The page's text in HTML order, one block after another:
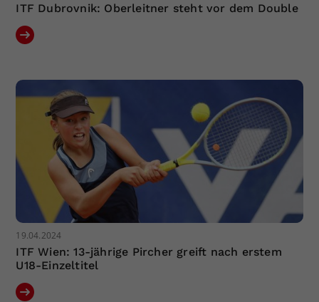
ITF Dubrovnik: Oberleitner steht vor dem Double
19.04.2024
ITF Wien: 13-jährige Pircher greift nach erstem
U18-Einzeltitel